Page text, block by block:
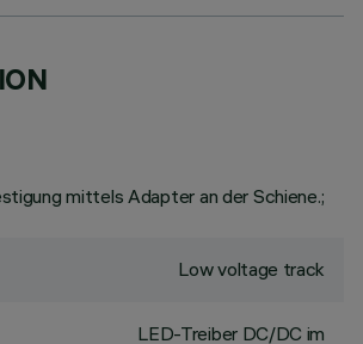
mittels Adapter an der Schiene.;
Low voltage track
LED-Treiber DC/DC im